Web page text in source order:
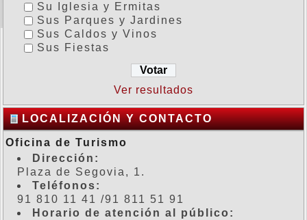
Su Iglesia y Ermitas
Sus Parques y Jardines
Sus Caldos y Vinos
Sus Fiestas
Ver resultados
LOCALIZACIÓN Y CONTACTO
Oficina de Turismo
Dirección:
Plaza de Segovia, 1.
Teléfonos:
91 810 11 41 /91 811 51 91
Horario de atención al público: